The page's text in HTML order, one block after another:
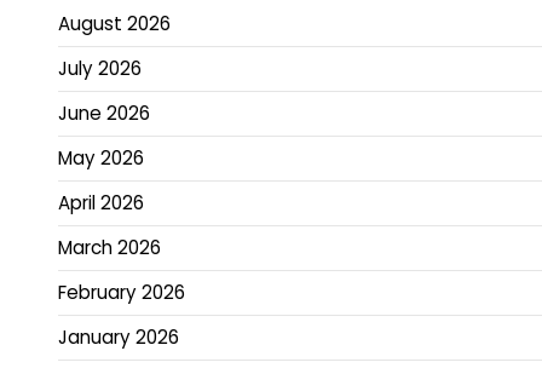
August 2026
July 2026
June 2026
May 2026
April 2026
March 2026
February 2026
January 2026